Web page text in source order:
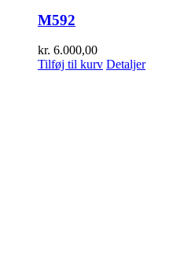
M592
kr. 6.000,00
Tilføj til kurv Detaljer